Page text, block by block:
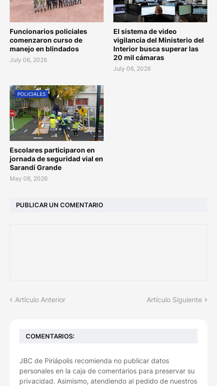
Funcionarios policiales
comenzaron curso de
manejo en blindados
July 06, 2026
El sistema de video
vigilancia del Ministerio del
Interior busca superar las
20 mil cámaras
July 06, 2026
POLICIALES
Escolares participaron en
jornada de seguridad vial en
Sarandí Grande
May 06, 2026
PUBLICAR UN COMENTARIO
Artículo Anterior Artículo Siguiente
COMENTARIOS:
JBC de Piriápolis recomienda no publicar datos
personales en la caja de comentarios para preservar su
privacidad. Asimismo, atendiendo al pedido de nuestros